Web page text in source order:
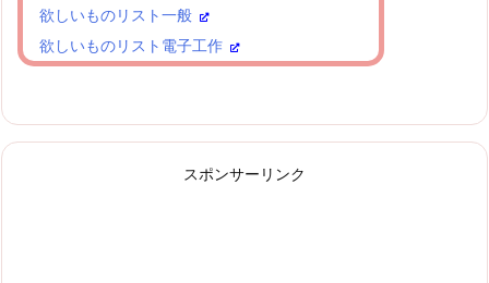
欲しいものリスト一般
欲しいものリスト電子工作
スポンサーリンク